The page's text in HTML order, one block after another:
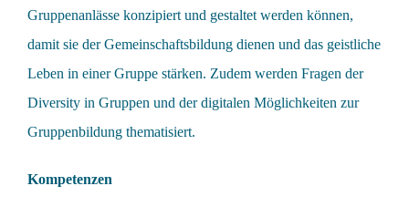
Gruppenanlässe konzipiert und gestaltet werden können,
damit sie der Gemeinschaftsbildung dienen und das geistliche
Leben in einer Gruppe stärken. Zudem werden Fragen der
Diversity in Gruppen und der digitalen Möglichkeiten zur
Gruppenbildung thematisiert.
Kompetenzen